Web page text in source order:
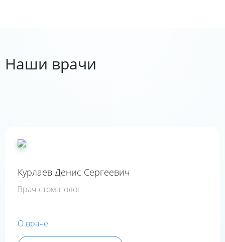
Наши врачи
Курлаев Денис Сергеевич
Врач-стоматолог
О враче